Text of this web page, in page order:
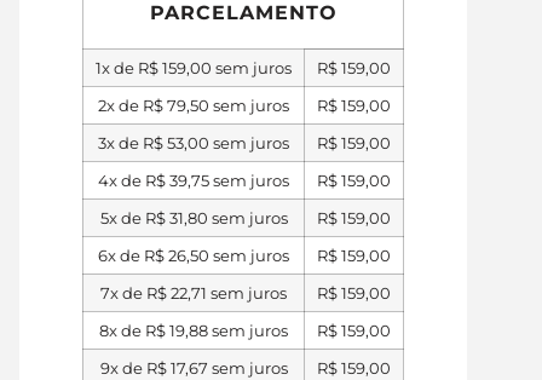
PARCELAMENTO
1x de R$159,00 sem juros R$159,00
2x de R$79,50 sem juros R$159,00
3x de R$53,00 sem juros R$159,00
4x de R$39,75sem juros R$159,00
5x de R$31,80 sem juros R$159,00
6x de R$26,50 sem juros R$159,00
7x de R$22,71 sem juros R$159,00
8x de R$19,88sem juros R$159,00
9x de R$17,67 sem juros R$159,00